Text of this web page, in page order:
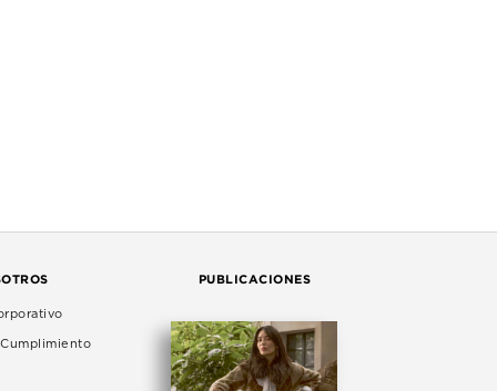
PUBLICACIONES